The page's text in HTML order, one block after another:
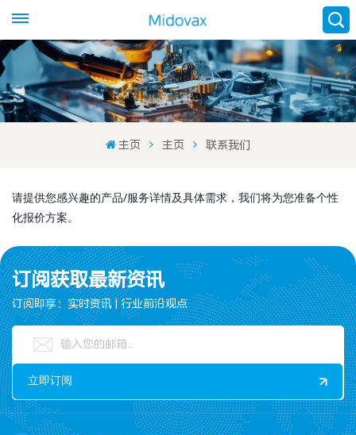
主页 主页 联系我们
请提供您感兴趣的产品/服务详情及具体需求，我们将为您准备个性
化报价方案。
订阅获取最新资讯
订阅即享：实时资讯 | 行业前沿观点